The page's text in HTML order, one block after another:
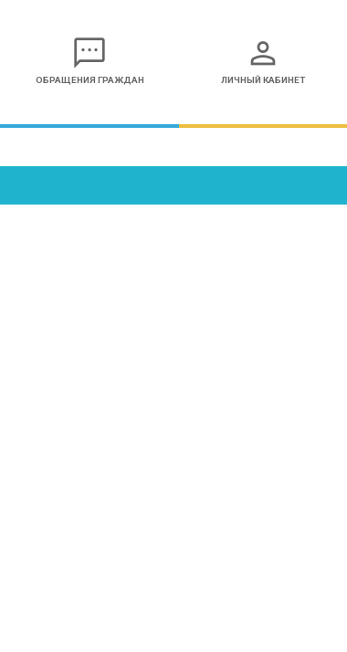
sms
ОБРАЩЕНИЯ ГРАЖДАН
person
ЛИЧНЫЙ КАБИНЕТ